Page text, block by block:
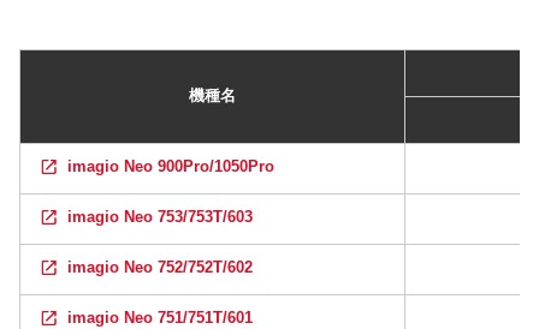
機種名
imagio Neo 900Pro/1050Pro
imagio Neo 753/753T/603
imagio Neo 752/752T/602
imagio Neo 751/751T/601